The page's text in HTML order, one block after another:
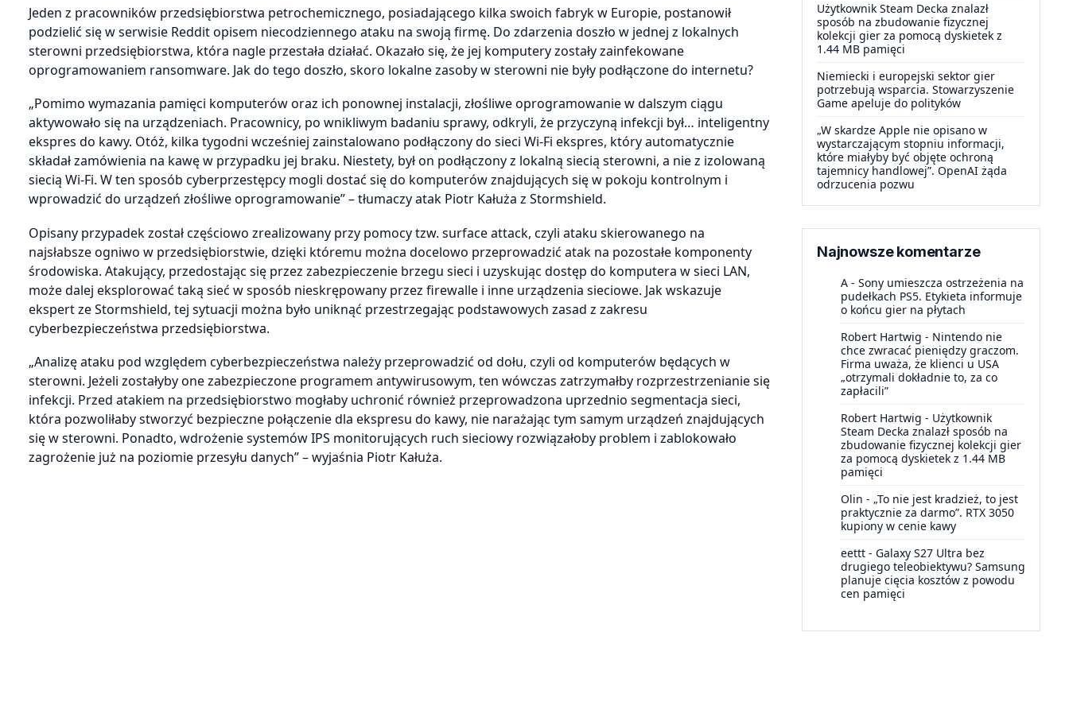
Jeden z pracowników przedsiębiorstwa petrochemicznego, posiadającego kilka swoich fabryk w Europie, postanowił
podzielić się w serwisie Reddit opisem niecodziennego ataku na swoją firmę. Do zdarzenia doszło w jednej z lokalnych
sterowni przedsiębiorstwa, która nagle przestała działać. Okazało się, że jej komputery zostały zainfekowane
oprogramowaniem ransomware. Jak do tego doszło, skoro lokalne zasoby w sterowni nie były podłączone do internetu?
„Pomimo wymazania pamięci komputerów oraz ich ponownej instalacji, złośliwe oprogramowanie w dalszym ciągu
aktywowało się na urządzeniach. Pracownicy, po wnikliwym badaniu sprawy, odkryli, że przyczyną infekcji był… inteligentny
ekspres do kawy. Otóż, kilka tygodni wcześniej zainstalowano podłączony do sieci Wi-Fi ekspres, który automatycznie
składał zamówienia na kawę w przypadku jej braku. Niestety, był on podłączony z lokalną siecią sterowni, a nie z izolowaną
siecią Wi-Fi. W ten sposób cyberprzestępcy mogli dostać się do komputerów znajdujących się w pokoju kontrolnym i
wprowadzić do urządzeń złośliwe oprogramowanie” – tłumaczy atak Piotr Kałuża z Stormshield.
Opisany przypadek został częściowo zrealizowany przy pomocy tzw. surface attack, czyli ataku skierowanego na
najsłabsze ogniwo w przedsiębiorstwie, dzięki któremu można docelowo przeprowadzić atak na pozostałe komponenty
środowiska. Atakujący, przedostając się przez zabezpieczenie brzegu sieci i uzyskując dostęp do komputera w sieci LAN,
może dalej eksplorować taką sieć w sposób nieskrępowany przez firewalle i inne urządzenia sieciowe. Jak wskazuje
ekspert ze Stormshield, tej sytuacji można było uniknąć przestrzegając podstawowych zasad z zakresu
cyberbezpieczeństwa przedsiębiorstwa.
„Analizę ataku pod względem cyberbezpieczeństwa należy przeprowadzić od dołu, czyli od komputerów będących w
sterowni. Jeżeli zostałyby one zabezpieczone programem antywirusowym, ten wówczas zatrzymałby rozprzestrzenianie się
infekcji. Przed atakiem na przedsiębiorstwo mogłaby uchronić również przeprowadzona uprzednio segmentacja sieci,
która pozwoliłaby stworzyć bezpieczne połączenie dla ekspresu do kawy, nie narażając tym samym urządzeń znajdujących
się w sterowni. Ponadto, wdrożenie systemów IPS monitorujących ruch sieciowy rozwiązałoby problem i zablokowało
zagrożenie już na poziomie przesyłu danych” – wyjaśnia Piotr Kałuża.
Użytkownik Steam Decka znalazł
sposób na zbudowanie fizycznej
kolekcji gier za pomocą dyskietek z
1.44 MB pamięci
Niemiecki i europejski sektor gier
potrzebują wsparcia. Stowarzyszenie
Game apeluje do polityków
„W skardze Apple nie opisano w
wystarczającym stopniu informacji,
które miałyby być objęte ochroną
tajemnicy handlowej”. OpenAI żąda
odrzucenia pozwu
Najnowsze komentarze
A - Sony umieszcza ostrzeżenia na
pudełkach PS5. Etykieta informuje
o końcu gier na płytach
Robert Hartwig - Nintendo nie
chce zwracać pieniędzy graczom.
Firma uważa, że klienci u USA
„otrzymali dokładnie to, za co
zapłacili”
Robert Hartwig - Użytkownik
Steam Decka znalazł sposób na
zbudowanie fizycznej kolekcji gier
za pomocą dyskietek z 1.44 MB
pamięci
Olin - „To nie jest kradzież, to jest
praktycznie za darmo”. RTX 3050
kupiony w cenie kawy
eettt - Galaxy S27 Ultra bez
drugiego teleobiektywu? Samsung
planuje cięcia kosztów z powodu
cen pamięci